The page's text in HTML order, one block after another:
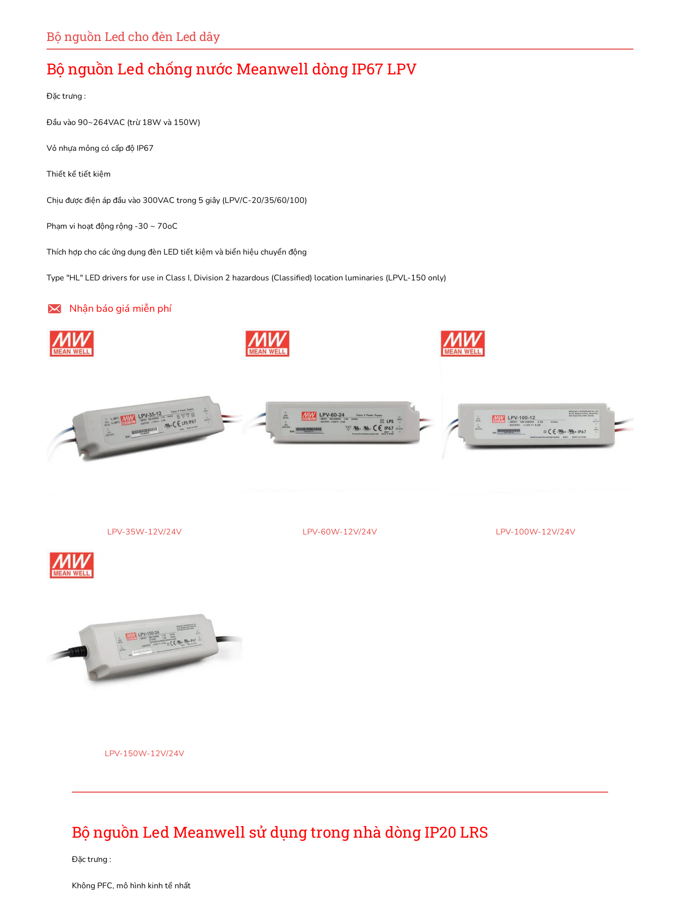
Bộ nguồn Led cho đèn Led dây
Bộ nguồn Led chống nước Meanwell dòng IP67 LPV
Đặc trưng :
Đầu vào 90~264VAC (trừ 18W và 150W)
Vỏ nhựa mỏng có cấp độ IP67
Thiết kế tiết kiệm
Chịu được điện áp đầu vào 300VAC trong 5 giây (LPV/C-20/35/60/100)
Phạm vi hoạt động rộng -30 ~ 70oC
Thích hợp cho các ứng dụng đèn LED tiết kiệm và biển hiệu chuyển động
Type "HL" LED drivers for use in Class I, Division 2 hazardous (Classified) location luminaries (LPVL-150 only)
Nhận báo giá miễn phí
LPV-35W-12V/24V LPV-60W-12V/24V LPV-100W-12V/24V
LPV-150W-12V/24V
Bộ nguồn Led Meanwell sử dụng trong nhà dòng IP20 LRS
Đặc trưng :
Không PFC, mô hình kinh tế nhất